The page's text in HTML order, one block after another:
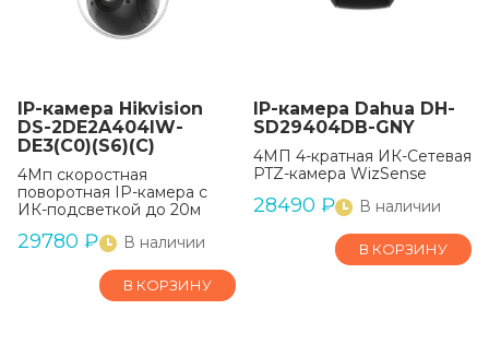
IP-камера Hikvision
DS-2DE2A404IW-
DE3(C0)(S6)(C)
4Мп скоростная
поворотная IP-камера с
ИК-подсветкой до 20м
29780 ₽ В наличии
В КОРЗИНУ
IP-камера Dahua DH-
SD29404DB-GNY
4МП 4-кратная ИК-Сетевая
PTZ-камера WizSense
28490 ₽ В наличии
В КОРЗИНУ